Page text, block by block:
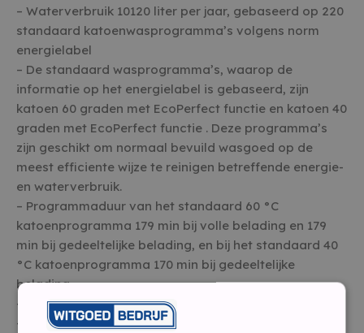
– Waterverbruik 10120 liter per jaar, gebaseerd op 220
standaard katoenwasprogramma’s volgens norm
energielabel
– De standaard wasprogramma’s, waarop de
informatie op het energielabel is gebaseerd, zijn
katoen 60 graden met EcoPerfect functie en katoen 40
graden met EcoPerfect functie . Deze programma’s
zijn geschikt om normaal bevuild wasgoed op de
meest efficiente wijze te reinigen betreffende energie-
en waterverbruik.
– Programmaduur van het standaard 60 °C
katoenprogramma 179 min bij volle belading en 179
min bij gedeeltelijke belading, en bij het standaard 40
°C katoenprogramma 170 min bij gedeeltelijke
belading
– Geluidsniveau wassen : 54 dB (A)
– Geluidsniveau centrifugeren: 73 dB (A)